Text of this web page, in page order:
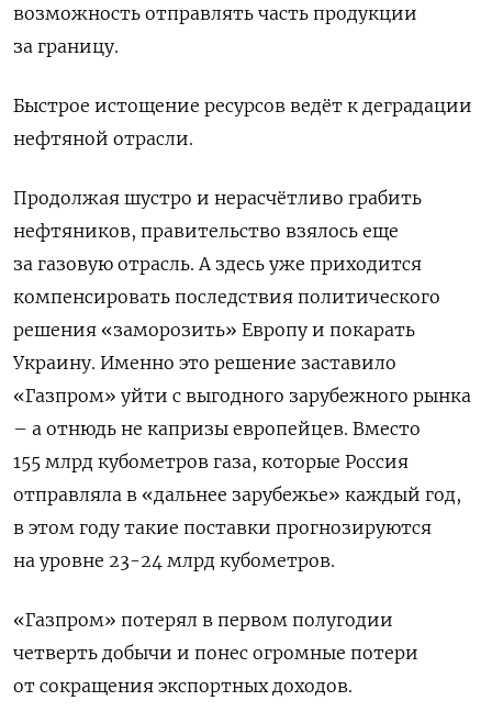
возможность отправлять часть продукции
за границу.
Быстрое истощение ресурсов ведёт к деградации
нефтяной отрасли.
Продолжая шустро и нерасчётливо грабить
нефтяников, правительство взялось еще
за газовую отрасль. А здесь уже приходится
компенсировать последствия политического
решения «заморозить» Европу и покарать
Украину. Именно это решение заставило
«Газпром» уйти с выгодного зарубежного рынка
– а отнюдь не капризы европейцев. Вместо
155 млрд кубометров газа, которые Россия
отправляла в «дальнее зарубежье» каждый год,
в этом году такие поставки прогнозируются
на уровне 23-24 млрд кубометров.
«Газпром» потерял в первом полугодии
четверть добычи и понес огромные потери
от сокращения экспортных доходов.